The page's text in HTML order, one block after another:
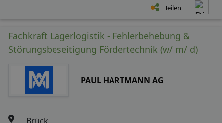
Teilen
Fachkraft Lagerlogistik - Fehlerbehebung &
Störungsbeseitigung Fördertechnik (w/ m/ d)
PAUL HARTMANN AG
Brück